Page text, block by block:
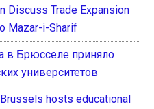
Discuss Trade Expansion
Mazar-i-Sharif
в Брюсселе приняло
университетов
hosts educational